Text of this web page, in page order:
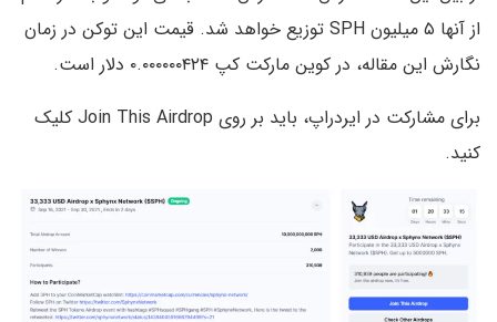
از آنها ۵ میلیون SPH توزیع خواهد شد. قیمت این توکن در زمان
نگارش این مقاله، در کوین مارکت کپ ۰.۰۰۰۰۰۰۴۲۴ دلار است.
برای مشارکت در ایردراپ، باید بر روی Join This Airdrop کلیک
کنید.